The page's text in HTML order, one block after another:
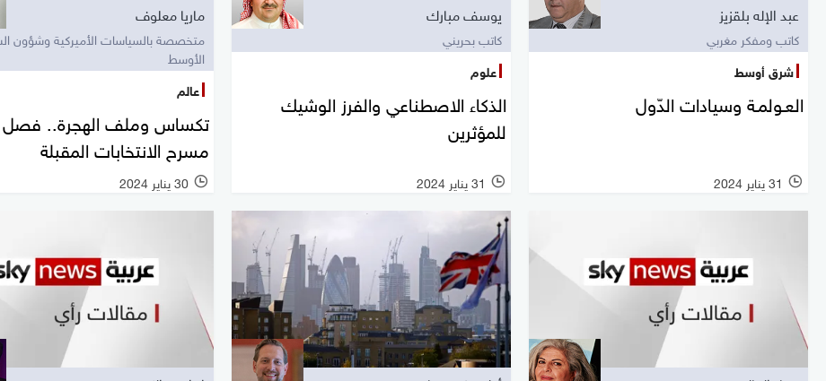
عبد الإله بلقزيز
كاتب ومفكر مغربي
شرق أوسط
العـولمـة وسيادات الدّول
31 يناير 2024
يوسف مبارك
كاتب بحريني
علوم
الذكاء الاصطناعي والفرز الوشيك
للمؤثرين
31 يناير 2024
ماريا معلوف
متخصصة بالسياسات الأميركية وشؤون
الأوسط
عالم
تكساس وملف الهجرة..
مسرح الانتخابات المقبلة
30 يناير 2024